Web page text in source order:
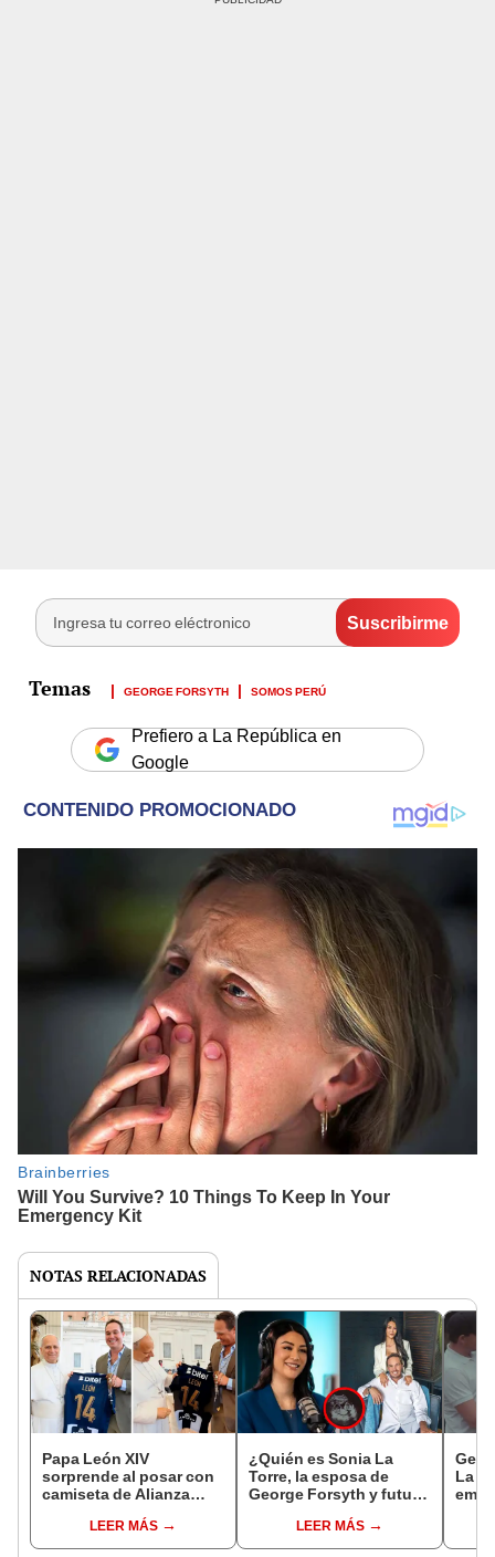
GEORGE FORSYTH SOMOS PERÚ
Prefiero a La República en
Google
NOTAS RELACIONADAS
Papa León XIV
sorprende al posar con
camiseta de Alianza
George Forsyth:
"Nuestra Alianza es
LEER MÁS
¿Quién es Sonia La
Torre, la esposa de
George Forsyth y futura
LEER MÁS
La